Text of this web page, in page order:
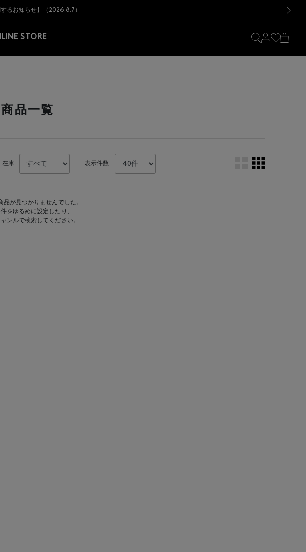
お買上げで常時送料無料！お買い物の際は会員登録を！
】(2026.8.7)
るお知らせ】（2026.8.7）
らせ】（2026.8.5）
のお届けについて
ご注意事項
お買上げで常時送料無料！お買い物の際は会員登録を！
】(2026.8.7)
STORE
商品一覧
在庫 表示件数
品が見つかりませんでした。
をゆるめに設定したり、
ンルで検索してください。